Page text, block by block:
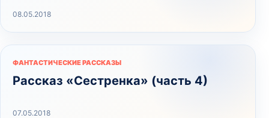
08.05.2018
ФАНТАСТИЧЕСКИЕ РАССКАЗЫ
Рассказ «Сестренка» (часть 4)
07.05.2018